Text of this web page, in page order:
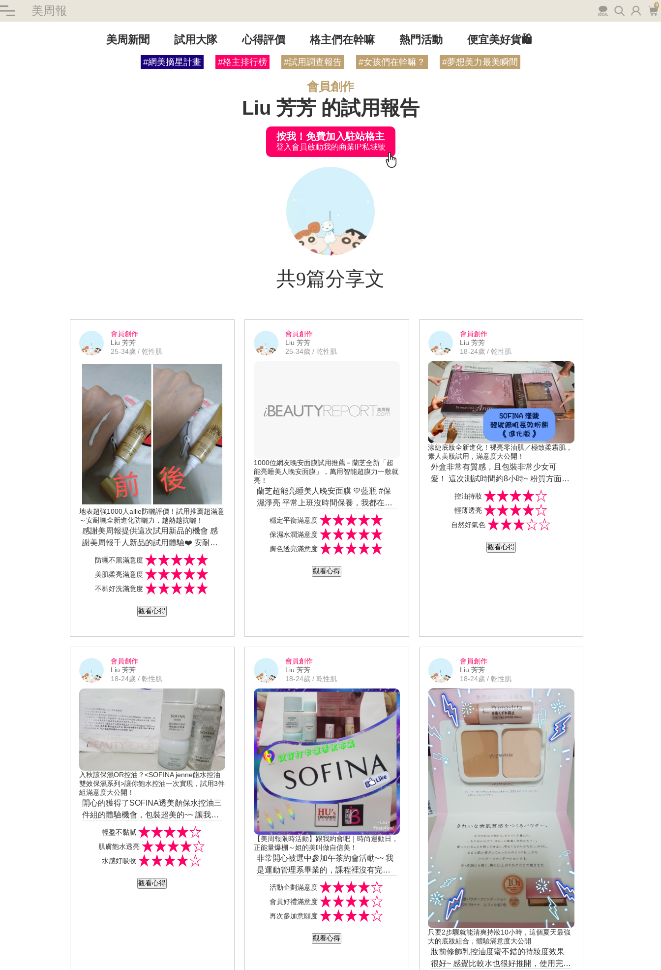
美周報 0
美周新聞 試用大隊 心得評價 格主們在幹嘛 熱門活動 便宜美好貨🛍️
#網美摘星計畫 #格主排行榜 #試用調查報告 #女孩們在幹嘛？ #夢想美力最美瞬間
會員創作
Liu 芳芳 的試用報告
按我！免費加入駐站格主
登入會員啟動我的商業IP私域號
共9篇分享文
會員創作
Liu 芳芳
25-34歲 / 乾性肌
地表超強1000人allie防曬評價！試用推薦超滿意
～安耐曬全新進化防曬力，越熱越抗曬！
感謝美周報提供這次試用新品的機會 感
謝美周報千人新品的試用體驗❤️ 安耐曬
金鑽高效防曬凝膠（SPF50+PA+++) 試
用這款質地水潤很清爽、不油膩，很好
推勻~ 有點淡淡的花香味~~蠻喜歡的~ 不
是遮瑕乳，卻有提亮效果⋯👍👍 平常擦
他裡面含有50%的美肌成份，提亮膚
用完會想再回購，夏天到來了要多囤幾
支備用啦~~~ 資生堂東京櫃
防曬不黑滿意度
美肌柔亮滿意度
不黏好洗滿意度
觀看心得
會員創作
Liu 芳芳
25-34歲 / 乾性肌
1000位網友晚安面膜試用推薦－蘭芝全新「超
能亮睡美人晚安面膜」，萬用智能超膜力一敷就
亮！
蘭芝超能亮睡美人晚安面膜 💙藍瓶 #保
濕淨亮 平常上班沒時間保養，我都在睡
前保養，睡前當面霜來使用~~
質地清爽超好推~完全不黏膩~👍加強肌
膚保濕鎖水~ 敷完隔天沖洗乾淨覺得水
嫩、透亮~~
特別適合愛漂亮又沒時間保養的人，睡
前來敷一下吧~😂😂 有了這瓶一瓶搞
穩定平衡滿意度
保濕水潤滿意度
膚色透亮滿意度
觀看心得
會員創作
Liu 芳芳
18-24歲 / 乾性肌
漾緁底妝全新進化！裸亮零油肌／極致柔霧肌，
素人美妝試用，滿意度大公開！
外盒非常有質感，且包裝非常少女可
愛！ 這次測試時間約8小時~ 粉質方面來
看，粉體相當細緻且輕盈，一些有小細
紋的地方也不卡粉。 因此重復補妝不會
覺得有厚重感，遮瑕力方面也還不錯，
鋪一層粉可以遮6~7成的瑕疵與毛孔，且
持妝力方面的話，控油效果以開價來說
控油持妝
輕薄透亮
自然好氣色
觀看心得
會員創作
Liu 芳芳
18-24歲 / 乾性肌
入秋該保濕OR控油？<SOFINA jenne飽水控油
雙效保濕系列>讓你飽水控油一次實現，試用3件
組滿意度大公開！
開心的獲得了SOFINA透美顏保水控油三
件組的體驗機會，包裝超美的~~ 讓我迫
不急待的拆開來使用...嘻嘻~~~ 化妝水，
質地吸收快速、不黏膩、香味舒適，控
油效果也很好~雖然控油，而且保濕有做
好，覺得自然透亮~ 乳液質地透明，很像
推開後，感覺上一層膜，覆蓋在肌膚
輕盈不黏膩
肌膚飽水透亮
水感好吸收
觀看心得
會員創作
Liu 芳芳
18-24歲 / 乾性肌
【美周報限時活動】跟我約會吧｜時尚運動日，
正能量爆棚～姐的美叫做自信美！
非常開心被選中參加午茶約會活動~~ 我
是運動管理系畢業的，課程裡沒有完全
認識到飛輪課~ 本生也是運動員專長跆拳
道的，大學畢業就沒練了!! 就偶爾出門跑
跑步，個人很喜歡長跑，所以會參加一
些路跑活動~ 看到美周報有飛輪課程體
很期待這堂飛輪課~也怕跟不上節奏...大
活動企劃滿意度
會員好禮滿意度
再次參加意願度
觀看心得
會員創作
Liu 芳芳
18-24歲 / 乾性肌
只要2步驟就能清爽持妝10小時，這個夏天最強
大的底妝組合，體驗滿意度大公開
妝前修飾乳控油度蠻不錯的持妝度效果
很好~ 感覺比較水也很好推開，使用完後